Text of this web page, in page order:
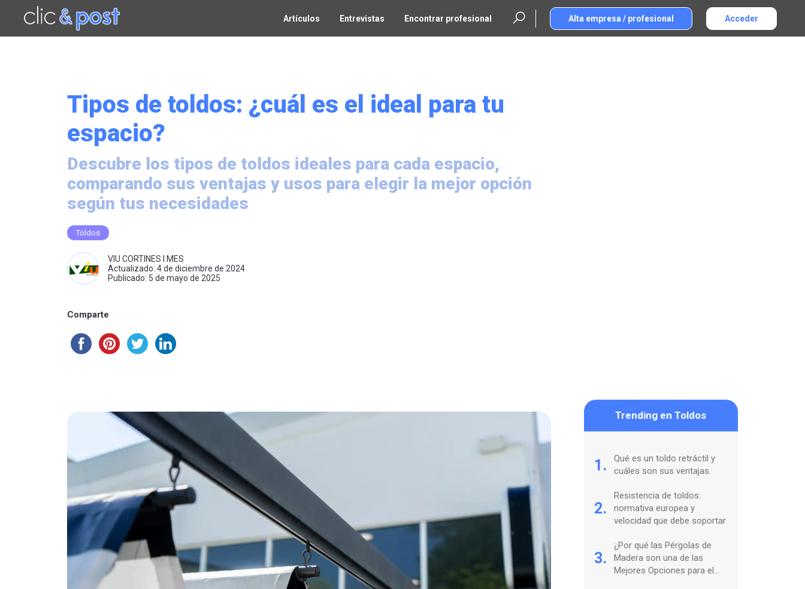
Artículos Entrevistas Encontrar profesional Alta empresa / profesional Acceder
Tipos de toldos: ¿cuál es el ideal para tu
espacio?
Descubre los tipos de toldos ideales para cada espacio,
comparando sus ventajas y usos para elegir la mejor opción
según tus necesidades
Toldos
VIU CORTINES I MES
Actualizado: 4 de diciembre de 2024
Publicado: 5 de mayo de 2025
Comparte
Trending en Toldos
1.
Qué es un toldo retráctil y
cuáles son sus ventajas
2.
Resistencia de toldos:
normativa europea y
velocidad que debe soportar
3.
¿Por qué las Pérgolas de
Madera son una de las
Mejores Opciones para el